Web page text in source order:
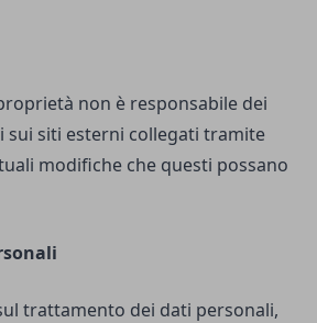
non è responsabile dei
sui siti esterni collegati tramite
modifiche che questi possano
trattamento dei dati personali,